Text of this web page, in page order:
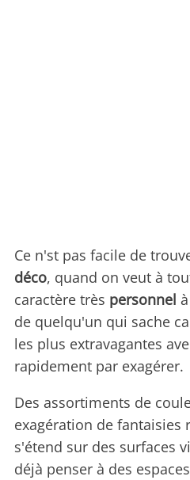
Ce n'st pas facile de
déco, quand on veut à
caractère très personnel
de quelqu'un qui sache
les plus extravagantes
rapidement par exagérer.
Des assortiments de
exagération de fantaisies
s'étend sur des surfaces
déjà penser à des